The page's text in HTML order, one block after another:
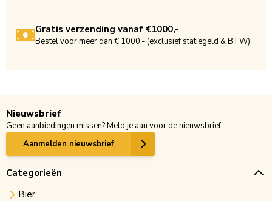
Gratis verzending vanaf €1000,-
Bestel voor meer dan € 1000,- (exclusief statiegeld & BTW)
Nieuwsbrief
Geen aanbiedingen missen? Meld je aan voor de nieuwsbrief.
Aanmelden nieuwsbrief
Categorieën
Bier